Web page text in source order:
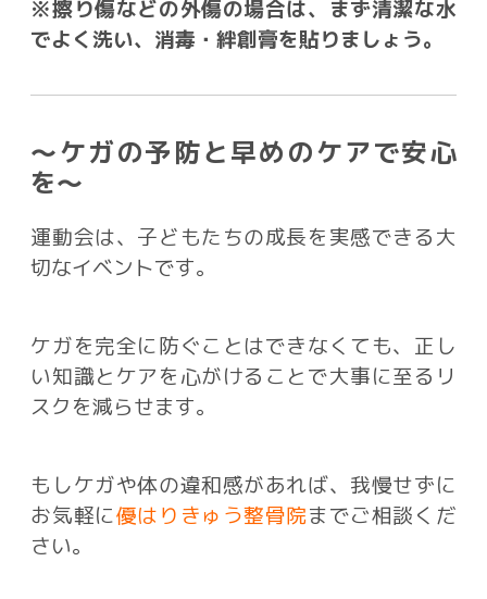
※擦り傷などの外傷の場合は、まず清潔な水
でよく洗い、消毒・絆創膏を貼りましょう。
〜ケガの予防と早めのケアで安心
を〜
運動会は、子どもたちの成長を実感できる大
切なイベントです。
ケガを完全に防ぐことはできなくても、正し
い知識とケアを心がけることで大事に至るリ
スクを減らせます。
もしケガや体の違和感があれば、我慢せずに
お気軽に優はりきゅう整骨院までご相談くだ
さい。